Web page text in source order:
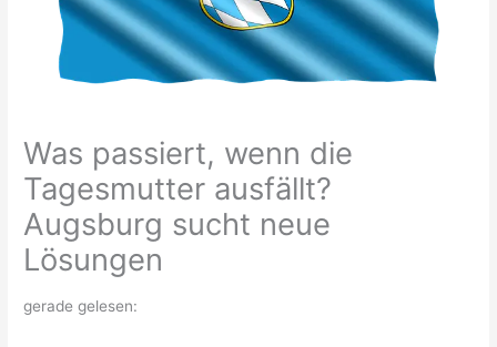
Was passiert, wenn die
Tagesmutter ausfällt?
Augsburg sucht neue
Lösungen
gerade gelesen: